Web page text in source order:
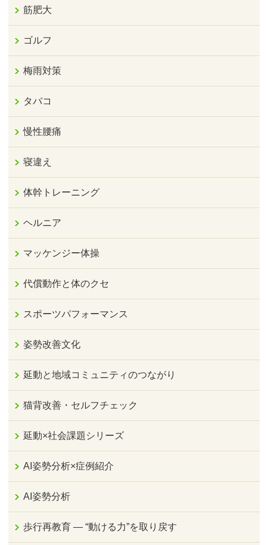
筋肥大
ゴルフ
梅雨対策
タバコ
慢性腰痛
寝違え
体幹トレーニング
ヘルニア
マッケンジー体操
代償動作と体のクセ
スポーツパフォーマンス
姿勢改善文化
延動と地域コミュニティのつながり
猫背改善・セルフチェック
延動×社会課題シリーズ
AI姿勢分析×症例紹介
AI姿勢分析
歩行再教育 ― “動ける力”を取り戻す